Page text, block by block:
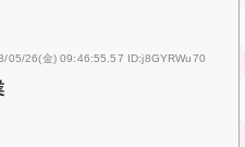
05/26(金) 09:46:55.57 ID:j8GYRWu70